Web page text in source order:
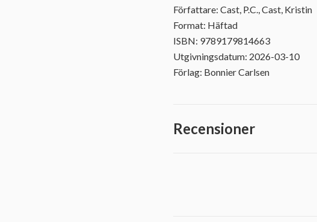
Författare: Cast, P.C., Cast, Kristin
Format: Häftad
ISBN: 9789179814663
Utgivningsdatum: 2026-03-10
Förlag: Bonnier Carlsen
Recensioner